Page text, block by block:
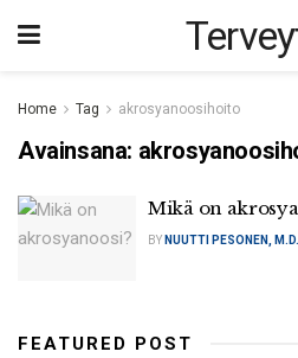
Home Tag akrosyanoosihoito
Avainsana:
Mikä on
BY NUUTTI PESONEN, M.D.
FEATURED POST